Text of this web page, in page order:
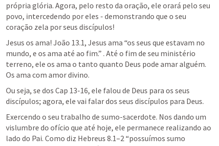
própria glória. Agora, pelo resto da oração, ele orará pelo seu
povo, intercedendo por eles - demonstrando que o seu
coração zela por seus discípulos!
Jesus os ama! João 13.1, Jesus ama “os seus que estavam no
mundo, e os ama até ao fim.” . Até o fim de seu ministério
terreno, ele os ama o tanto quanto Deus pode amar alguém.
Os ama com amor divino.
Ou seja, se dos Cap 13-16, ele falou de Deus para os seus
discípulos; agora, ele vai falar dos seus discípulos para Deus.
Exercendo o seu trabalho de sumo-sacerdote. Nos dando um
vislumbre do ofício que até hoje, ele permanece realizando ao
lado do Pai. Como diz Hebreus 8.1–2 “possuímos sumo